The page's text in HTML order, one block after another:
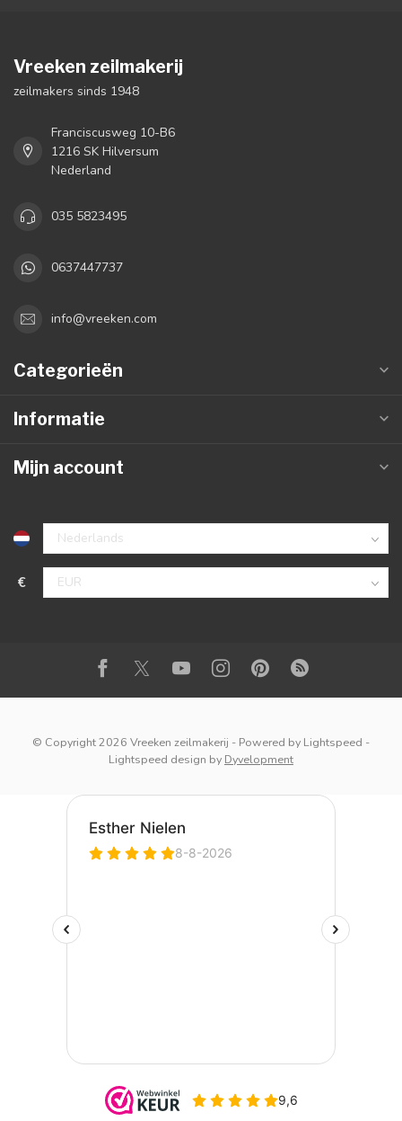
Vreeken zeilmakerij
zeilmakers sinds 1948
Franciscusweg 10-B6
1216 SK Hilversum
Nederland
035 5823495
0637447737
info@vreeken.com
Categorieën
Informatie
Mijn account
€
© Copyright 2026 Vreeken zeilmakerij - Powered by Lightspeed -
Lightspeed design by Dyvelopment